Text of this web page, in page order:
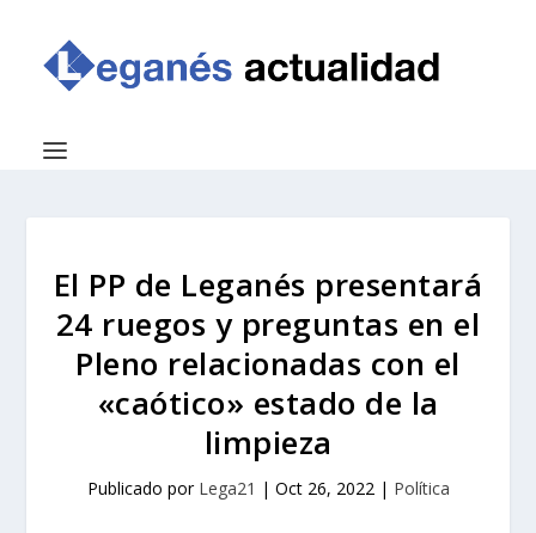
El PP de Leganés presentará
24 ruegos y preguntas en el
Pleno relacionadas con el
«caótico» estado de la
limpieza
Publicado por Lega21 | Oct 26, 2022| Política